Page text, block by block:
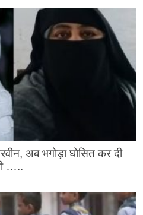
अब भगोड़ा घोसित कर दी
…..